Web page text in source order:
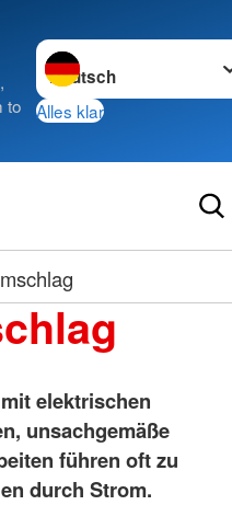
to
Sprache wechseln zu
Alles klar
elektrischen
unsachgemäße
führen oft zu
durch Strom.